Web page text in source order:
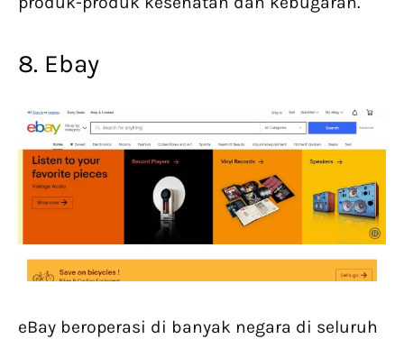
8. Ebay
eBay beroperasi di banyak negara di seluruh